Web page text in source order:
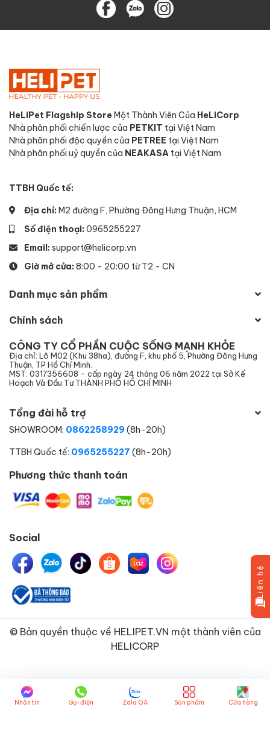
HeLiPet Flagship StoreMột Thành Viên Của HeLiCorp
Nhà phân phối chiến lược của PETKIT tại Việt Nam
Nhà phân phối độc quyền của PETREE tại Việt Nam
Nhà phân phối uỷ quyền của NEAKASA tại Việt Nam
TTBH Quốc tế:
Địa chỉ: M2 đường F, Phường Đông Hưng Thuận, HCM
Số điện thoại: 0965255227
Email: support@helicorp.vn
Giờ mở cửa: 8:00 - 20:00 từ T2 - CN
Danh mục sản phẩm
Chính sách
CÔNG TY CỔ PHẦN CUỘC SỐNG MẠNH KHỎE
Địa chỉ: Lô M02 (Khu 38ha), đường F, khu phố 5, Phường Đông Hưng
Thuận, TP Hồ Chí Minh.
MST: 0317356608 - cấp ngày 24 tháng 06 năm 2022 tại Sở Kế
Hoạch Và Đầu Tư THÀNH PHỐ HỒ CHÍ MINH
Tổng đài hỗ trợ
SHOWROOM: 0862258929 (8h-20h)
TTBH Quốc tế: 0965255227 (8h-20h)
Phương thức thanh toán
Social
© Bản quyền thuộc về HELIPET.VN một thành viên của
HELICORP
Liên hệ
Nhắn tin Gọi điện Zalo OA Sản phẩm Cửa hàng